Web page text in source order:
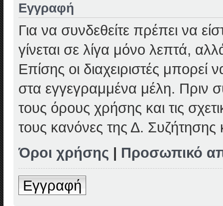
Εγγραφή
Για να συνδεθείτε πρέπει να
γίνεται σε λίγα μόνο λεπτά,
Επίσης οι διαχειριστές
στα εγγεγραμμένα μέλη. Πριν
τους όρους χρήσης και τις
τους κανόνες της Δ.
Όροι χρήσης | Προσωπικό
Εγγραφή